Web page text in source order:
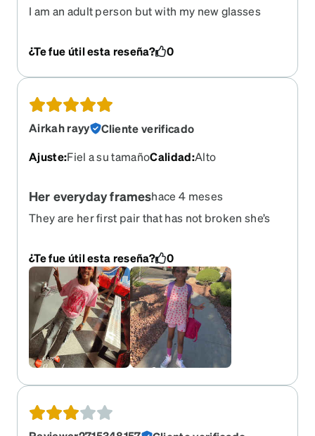
I am an adult person but with my new glasses
that the frame has, but doesn't matter if I feel
¿Te fue útil esta reseña? 0
Airkah rayy
Cliente verificado
Ajuste:Fiel a su tamañoCalidad:Alto
Her everyday frameshace 4 meses
They are her first pair that has not broken she’s
¿Te fue útil esta reseña? 0